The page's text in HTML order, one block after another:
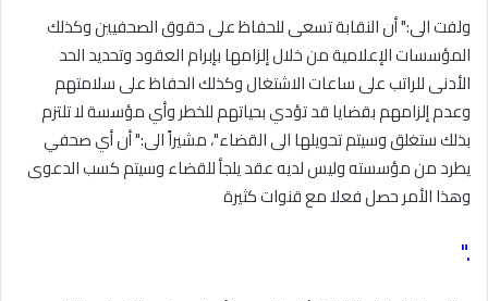
ولفت الى:" أن النقابة تسعى للحفاظ على حقوق الصحفيين وكذلك
المؤسسات الإعلامية من خلال إلزامها بإبرام العقود وتحديد الحد
الأدنى للراتب على ساعات الاشتغال وكذلك الحفاظ على سلامتهم
وعدم إلزامهم بقضايا قد تؤدي بحياتهم للخطر وأي مؤسسة لا تلتزم
بذلك ستغلق وسيتم تحويلها الى القضاء"، مشيراً الى:" أن أي صحفي
يطرد من مؤسسته وليس لديه عقد يلجأ للقضاء وسيتم كسب الدعوى
وهذا الأمر حصل فعلا مع قنوات كثيرة
".